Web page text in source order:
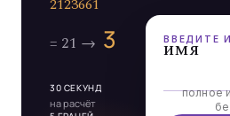
30 СЕКУНД
на расчёт
ВВЕДИТЕ
имя
полное